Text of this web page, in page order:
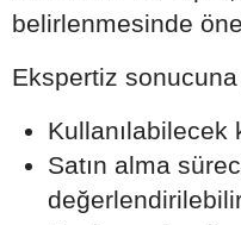
belirlenmesinde
Ekspertiz
Kullanılabilecek
Satın alma